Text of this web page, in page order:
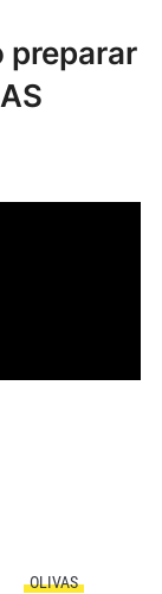
preparar
OLIVAS